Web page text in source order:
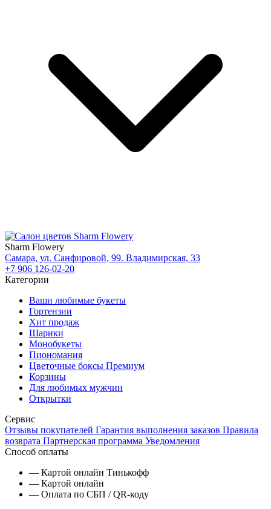
Sharm Flowery
Самара, ул. Санфировой, 99. Владимирская, 33
+7 906 126-02-20
Категории
Ваши любимые букеты
Гортензии
Хит продаж
Шарики
Монобукеты
Пиономания
Цветочные боксы Премиум
Корзины
Для любимых мужчин
Открытки
Сервис
Отзывы покупателей Гарантия выполнения заказов Правила
возврата Партнерская программа Уведомления
Способ оплаты
— Картой онлайн Тинькофф
— Картой онлайн
— Оплата по СБП / QR-коду